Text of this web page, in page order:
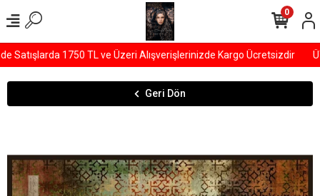
1750 TL ve Üzeri Alışverişlerinizde Kargo Ücretsizdir
0
Geri Dön